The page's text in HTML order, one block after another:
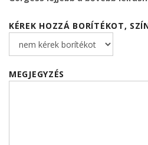
KÉREK HOZZÁ BORÍTÉKOT,
MEGJEGYZÉS